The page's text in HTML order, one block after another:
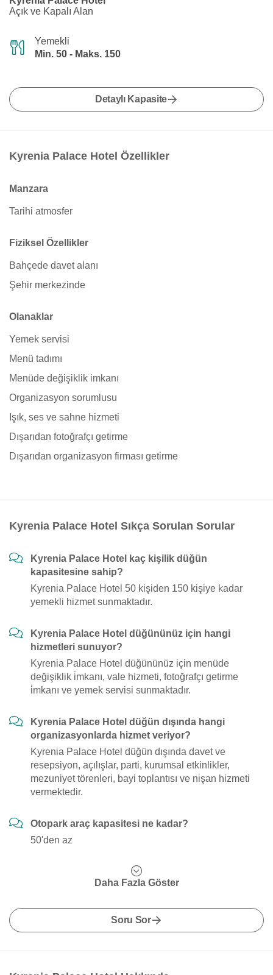
Açık ve Kapalı Alan
Yemekli
Min. 50 - Maks. 150
Detaylı Kapasite
Kyrenia Palace Hotel Özellikler
Manzara
Tarihi atmosfer
Fiziksel Özellikler
Bahçede davet alanı
Şehir merkezinde
Olanaklar
Yemek servisi
Menü tadımı
Menüde değişiklik imkanı
Organizasyon sorumlusu
Işık, ses ve sahne hizmeti
Dışarıdan fotoğrafçı getirme
Dışarıdan organizasyon firması getirme
Kyrenia Palace Hotel Sıkça Sorulan Sorular
Kyrenia Palace Hotel kaç kişilik düğün
kapasitesine sahip?
Kyrenia Palace Hotel 50 kişiden 150 kişiye kadar
yemekli hizmet sunmaktadır.
Kyrenia Palace Hotel düğününüz için hangi
hizmetleri sunuyor?
Kyrenia Palace Hotel düğününüz için menüde
değişiklik i̇mkanı, vale hizmeti, fotoğrafçı getirme
i̇mkanı ve yemek servisi sunmaktadır.
Kyrenia Palace Hotel düğün dışında hangi
organizasyonlarda hizmet veriyor?
Kyrenia Palace Hotel düğün dışında davet ve
resepsiyon, açılışlar, parti, kurumsal etkinlikler,
mezuniyet törenleri, bayi toplantısı ve nişan hizmeti
vermektedir.
Otopark araç kapasitesi ne kadar?
50'den az
Daha Fazla Göster
Soru Sor